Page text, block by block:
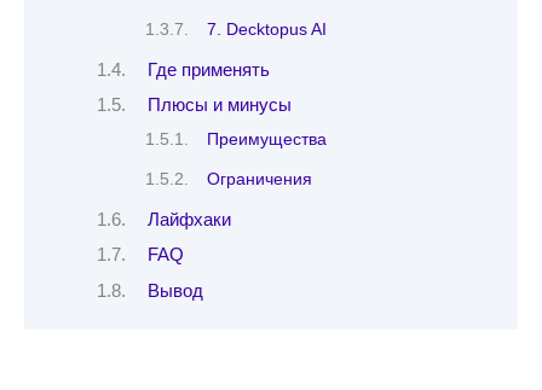
7. Decktopus AI
Где применять
Плюсы и минусы
Преимущества
Ограничения
Лайфхаки
FAQ
Вывод